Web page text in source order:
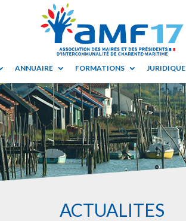
ANNUAIRE FORMATIONS JURIDIQUE
ACTUALITES